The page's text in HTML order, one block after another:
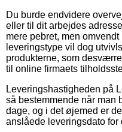
Du burde endvidere
eller til dit arbejdes
mere pebret, men
leveringstype vil dog
produkterne, som
til online firmaets
Leveringshastigheden på
så bestemmende når man
dage, og i det øjemed er
anslåede leveringsdato for